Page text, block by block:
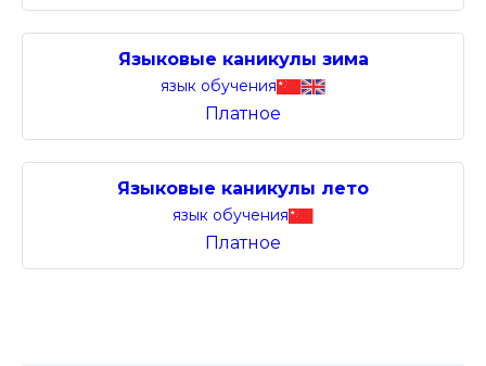
Языковые каникулы зима
язык обучения
Платное
Языковые каникулы лето
язык обучения
Платное